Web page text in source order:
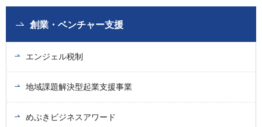
創業・ベンチャー支援
エンジェル税制
地域課題解決型起業支援事業
めぶきビジネスアワード